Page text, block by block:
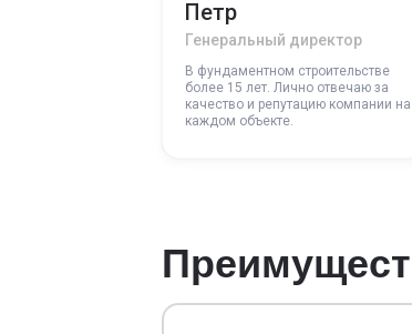
Петр
Генеральный директор
В фундаментном строительстве
более 15 лет. Лично отвечаю за
качество и репутацию компании на
каждом объекте.